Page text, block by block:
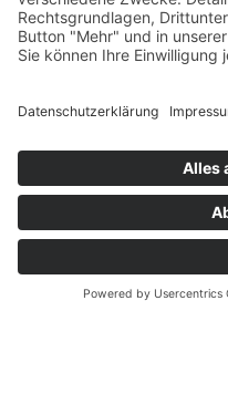
Ergänzende